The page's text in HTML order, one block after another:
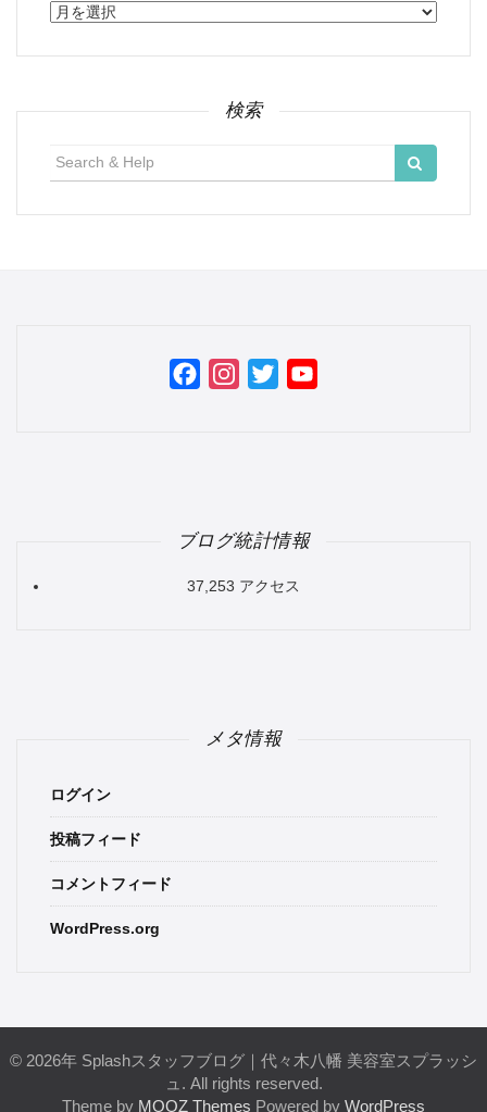
ア
カ
検索
FacebookInstagram
Twitter
ブログ統計情報
37,253 アクセス
メタ情報
ログイン
投稿フィード
コメントフィード
WordPress.org
© 2026年 Splashスタッフブログ｜代々木八幡 美容室スプラッシ
ュ. All rights reserved.
Theme by MOOZ Themes Powered by WordPress